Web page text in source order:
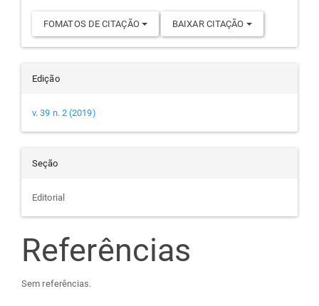
FOMATOS DE CITAÇÃO BAIXAR CITAÇÃO
Edição
v. 39 n. 2 (2019)
Seção
Editorial
Referências
Sem referências.